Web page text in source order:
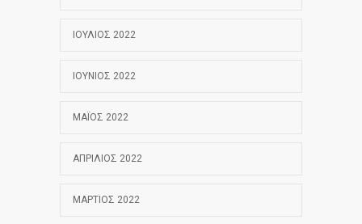
ΙΟΎΛΙΟΣ 2022
ΙΟΎΝΙΟΣ 2022
ΜΆΙΟΣ 2022
ΑΠΡΊΛΙΟΣ 2022
ΜΆΡΤΙΟΣ 2022